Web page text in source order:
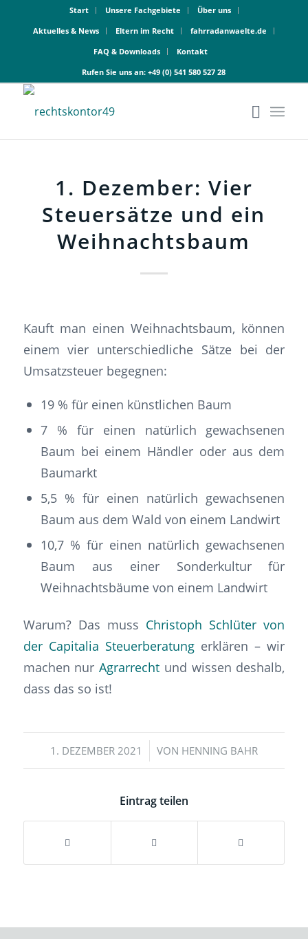
Start Unsere Fachgebiete
Über uns
Aktuelles & News
Eltern im Recht
fahrradanwaelte.de
FAQ & Downloads
Kontakt
Rufen Sie uns an:+49 (0) 541 580 527 28
1. Dezember: Vier
Steuersätze und ein
Weihnachtsbaum
Kauft man einen Weihnachtsbaum, können
einem vier unterschiedliche Sätze bei der
Umsatzsteuer begegnen:
19 % für einen künstlichen Baum
7 % für einen natürlich gewachsenen
Baum bei einem Händler oder aus dem
Baumarkt
5,5 % für einen natürlich gewachsenen
Baum aus dem Wald von einem Landwirt
10,7 % für einen natürlich gewachsenen
Baum aus einer Sonderkultur für
Weihnachtsbäume von einem Landwirt
Warum? Das muss Christoph Schlüter von
der Capitalia Steuerberatungerklären – wir
machen nurAgrarrecht und wissen deshalb,
dass das so ist!
1. DEZEMBER 2021
/ VON HENNING BAHR
Eintrag teilen